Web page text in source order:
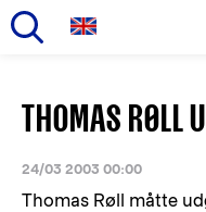
hovedindhold
Primær
navigation
THOMAS RØLL
24/03 2003 00:00
Thomas Røll måtte